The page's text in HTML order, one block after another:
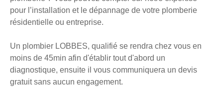
pour l’installation et le dépannage de votre plomberie
résidentielle ou entreprise.
Un plombier LOBBES, qualifié se rendra chez vous en
moins de 45min afin d'établir tout d'abord un
diagnostique, ensuite il vous communiquera un devis
gratuit sans aucun engagement.